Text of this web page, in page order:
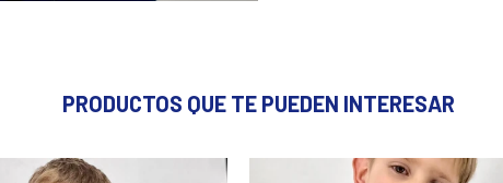
PRODUCTOS QUE TE PUEDEN INTERESAR